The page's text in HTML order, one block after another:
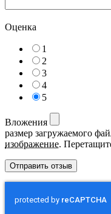
Оценка
1
2
3
4
5
Вложения
размер загружаемого
изображение.